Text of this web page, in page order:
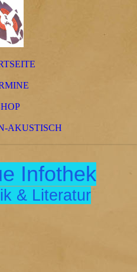
AKUSTISCH
Infothek
& Literatur